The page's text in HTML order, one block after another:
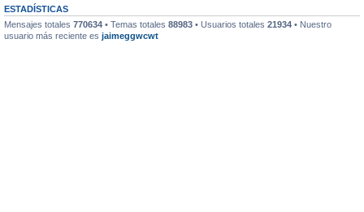
ESTADÍSTICAS
Mensajes totales 770634 • Temas totales 88983 • Usuarios totales 21934 • Nuestro
usuario más reciente es jaimeggwcwt